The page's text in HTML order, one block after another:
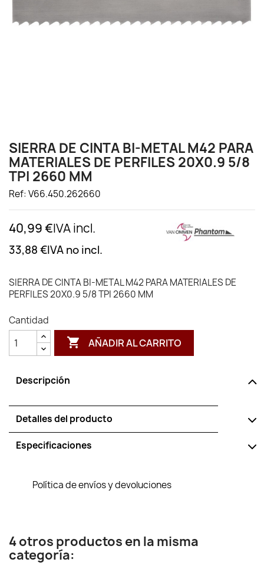
SIERRA DE CINTA BI-METAL M42 PARA
MATERIALES DE PERFILES 20X0.9 5/8
TPI 2660 MM
Ref: V66.450.262660
40,99 €IVA incl.
33,88 €IVA no incl.
SIERRA DE CINTA BI-METAL M42 PARA MATERIALES DE
PERFILES 20X0.9 5/8 TPI 2660 MM
Cantidad
 AÑADIR AL CARRITO
Descripción
Detalles del producto
Especificaciones
Política de envíos y devoluciones
4 otros productos en la misma
categoría: